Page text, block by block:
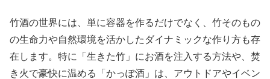
竹酒の世界には、単に容器を作るだけでなく、竹そのもの
の生命力や自然環境を活かしたダイナミックな作り方も存
在します。特に「生きた竹」にお酒を注入する方法や、焚
き火で豪快に温める「かっぽ酒」は、アウトドアやイベン